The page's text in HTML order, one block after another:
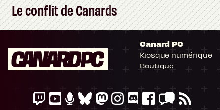
Le conflit de Canards
Canard PC
Kiosque numérique
Boutique